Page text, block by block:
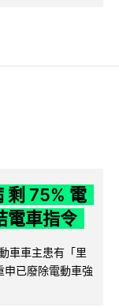
剩 75% 電
電車指令
車車主患有「里
已廢除電動車強